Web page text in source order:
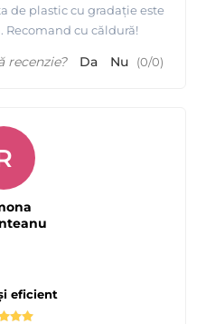
de plastic cu gradație este
cu căldură!
recenzie? Da Nu (0/0)
eficient